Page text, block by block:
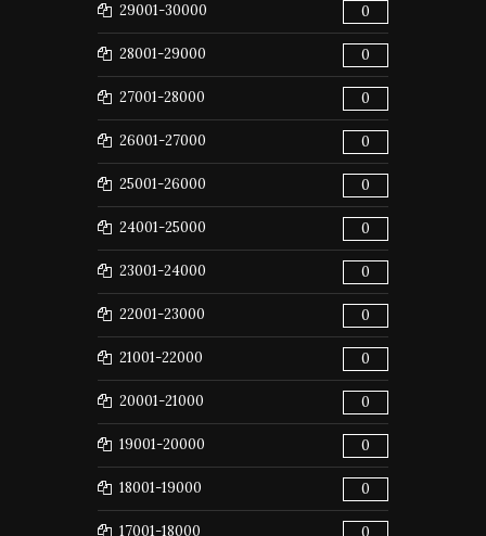
29001-30000 0
28001-29000 0
27001-28000 0
26001-27000 0
25001-26000 0
24001-25000 0
23001-24000 0
22001-23000 0
21001-22000 0
20001-21000 0
19001-20000 0
18001-19000 0
17001-18000 0